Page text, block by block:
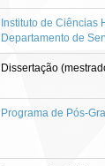
Instituto de Ciências
Departamento de
Dissertação
Programa de Pós-